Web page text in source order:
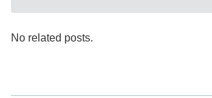
No related posts.